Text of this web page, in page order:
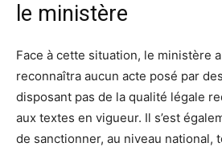
le ministère
Face à cette situation, le ministère
reconnaîtra aucun acte posé par
disposant pas de la qualité légale
aux textes en vigueur. Il s’est
de sanctionner, au niveau national,